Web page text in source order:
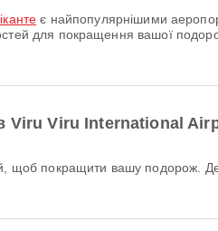
є найпопулярнішими
для покращення вашої
в Viru Viru International